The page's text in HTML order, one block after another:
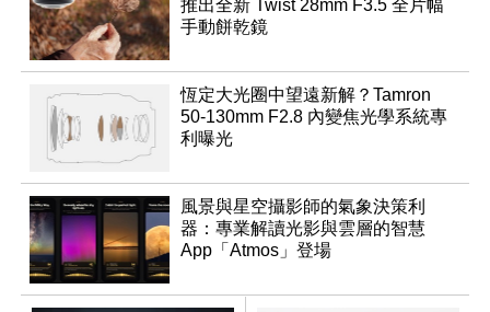
推出全新 Twist 28mm F3.5 全片幅
手動餅乾鏡
恆定大光圈中望遠新解？Tamron
50-130mm F2.8 內變焦光學系統專
利曝光
風景與星空攝影師的氣象決策利
器：專業解讀光影與雲層的智慧
App「Atmos」登場